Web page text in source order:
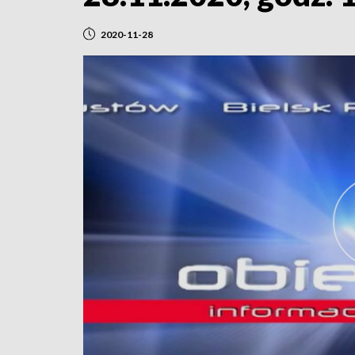
2020-11-28